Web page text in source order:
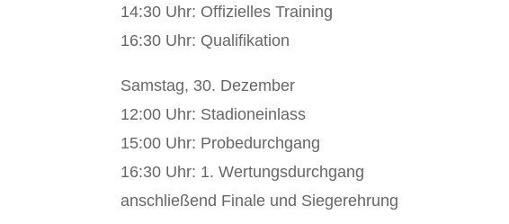
14:30 Uhr: Offizielles Training
16:30 Uhr: Qualifikation
Samstag, 30. Dezember
12:00 Uhr: Stadioneinlass
15:00 Uhr: Probedurchgang
16:30 Uhr: 1. Wertungsdurchgang
anschließend Finale und Siegerehrung